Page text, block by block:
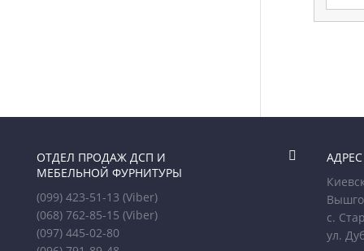
ОТДЕЛ ПРОДАЖ ДСП И
МЕБЕЛЬНОЙ ФУРНИТУРЫ
(099) 423-51-13(Viber)
(068) 762-85-15(Viber)
(097) 445-02-80

АДРЕС
с.
ул.